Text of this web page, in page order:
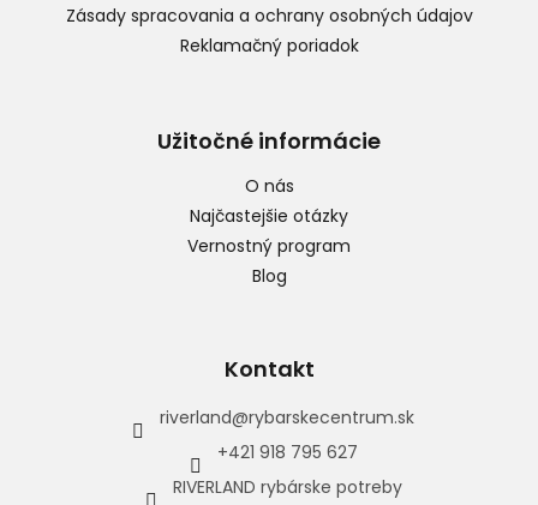
Zásady spracovania a ochrany osobných údajov
Reklamačný poriadok
Užitočné informácie
O nás
Najčastejšie otázky
Vernostný program
Blog
Kontakt
riverland@rybarskecentrum.sk
+421 918 795 627
RIVERLAND rybárske potreby